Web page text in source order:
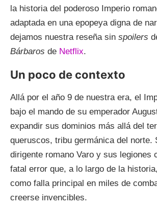
la historia del poderoso Imperio
adaptada en una epopeya digna de
dejamos nuestra reseña sin spoilers
Bárbaros de Netflix.
Un poco de contexto
Allá por el año 9 de nuestra era, el
bajo el mando de su emperador
expandir sus dominios más allá del
queruscos, tribu germánica del norte.
dirigente romano Varo y sus legiones
fatal error que, a lo largo de la
como falla principal en miles de
creerse invencibles.